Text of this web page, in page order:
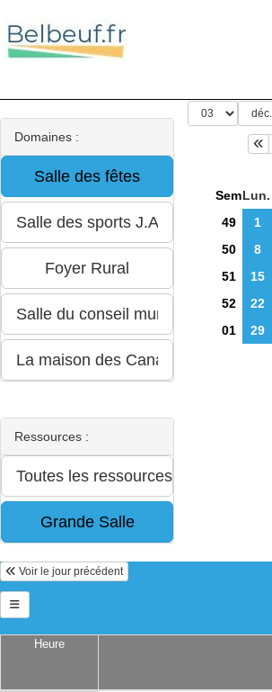
Domaines :
Ressources :
SemLun.
49
1
50
8
51
15
52
22
01
29
Voir le jour précédent
Heure